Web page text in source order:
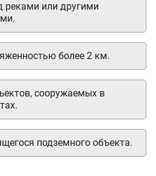
более 2 км.
подземного объекта.
сооружаемых в
реками или другими